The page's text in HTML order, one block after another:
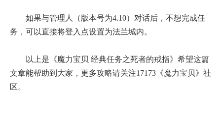
如果与管理人（版本号为4.10）对话后，不想完成任
务，可以直接将登入点设置为法兰城内。
以上是《魔力宝贝 经典任务之死者的戒指》希望这篇
文章能帮助到大家，更多攻略请关注17173《魔力宝贝》社
区。